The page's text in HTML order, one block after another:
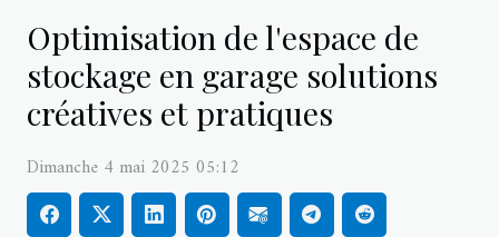
Optimisation de l'espace de
stockage en garage solutions
créatives et pratiques
Dimanche 4 mai 2025 05:12